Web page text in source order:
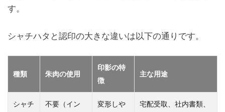
す。
シャチハタと認印の大きな違いは以下の通りです。
種類 朱肉の使用
印影の特
徴
主な用途
シャチ
不要（イン
変形しや
宅配受取、社内書類、